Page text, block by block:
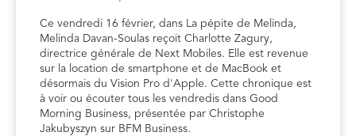
Ce vendredi 16 février, dans La pépite de Melinda,
Melinda Davan-Soulas reçoit Charlotte Zagury,
directrice générale de Next Mobiles. Elle est revenue
sur la location de smartphone et de MacBook et
désormais du Vision Pro d'Apple. Cette chronique est
à voir ou écouter tous les vendredis dans Good
Morning Business, présentée par Christophe
Jakubyszyn sur BFM Business.